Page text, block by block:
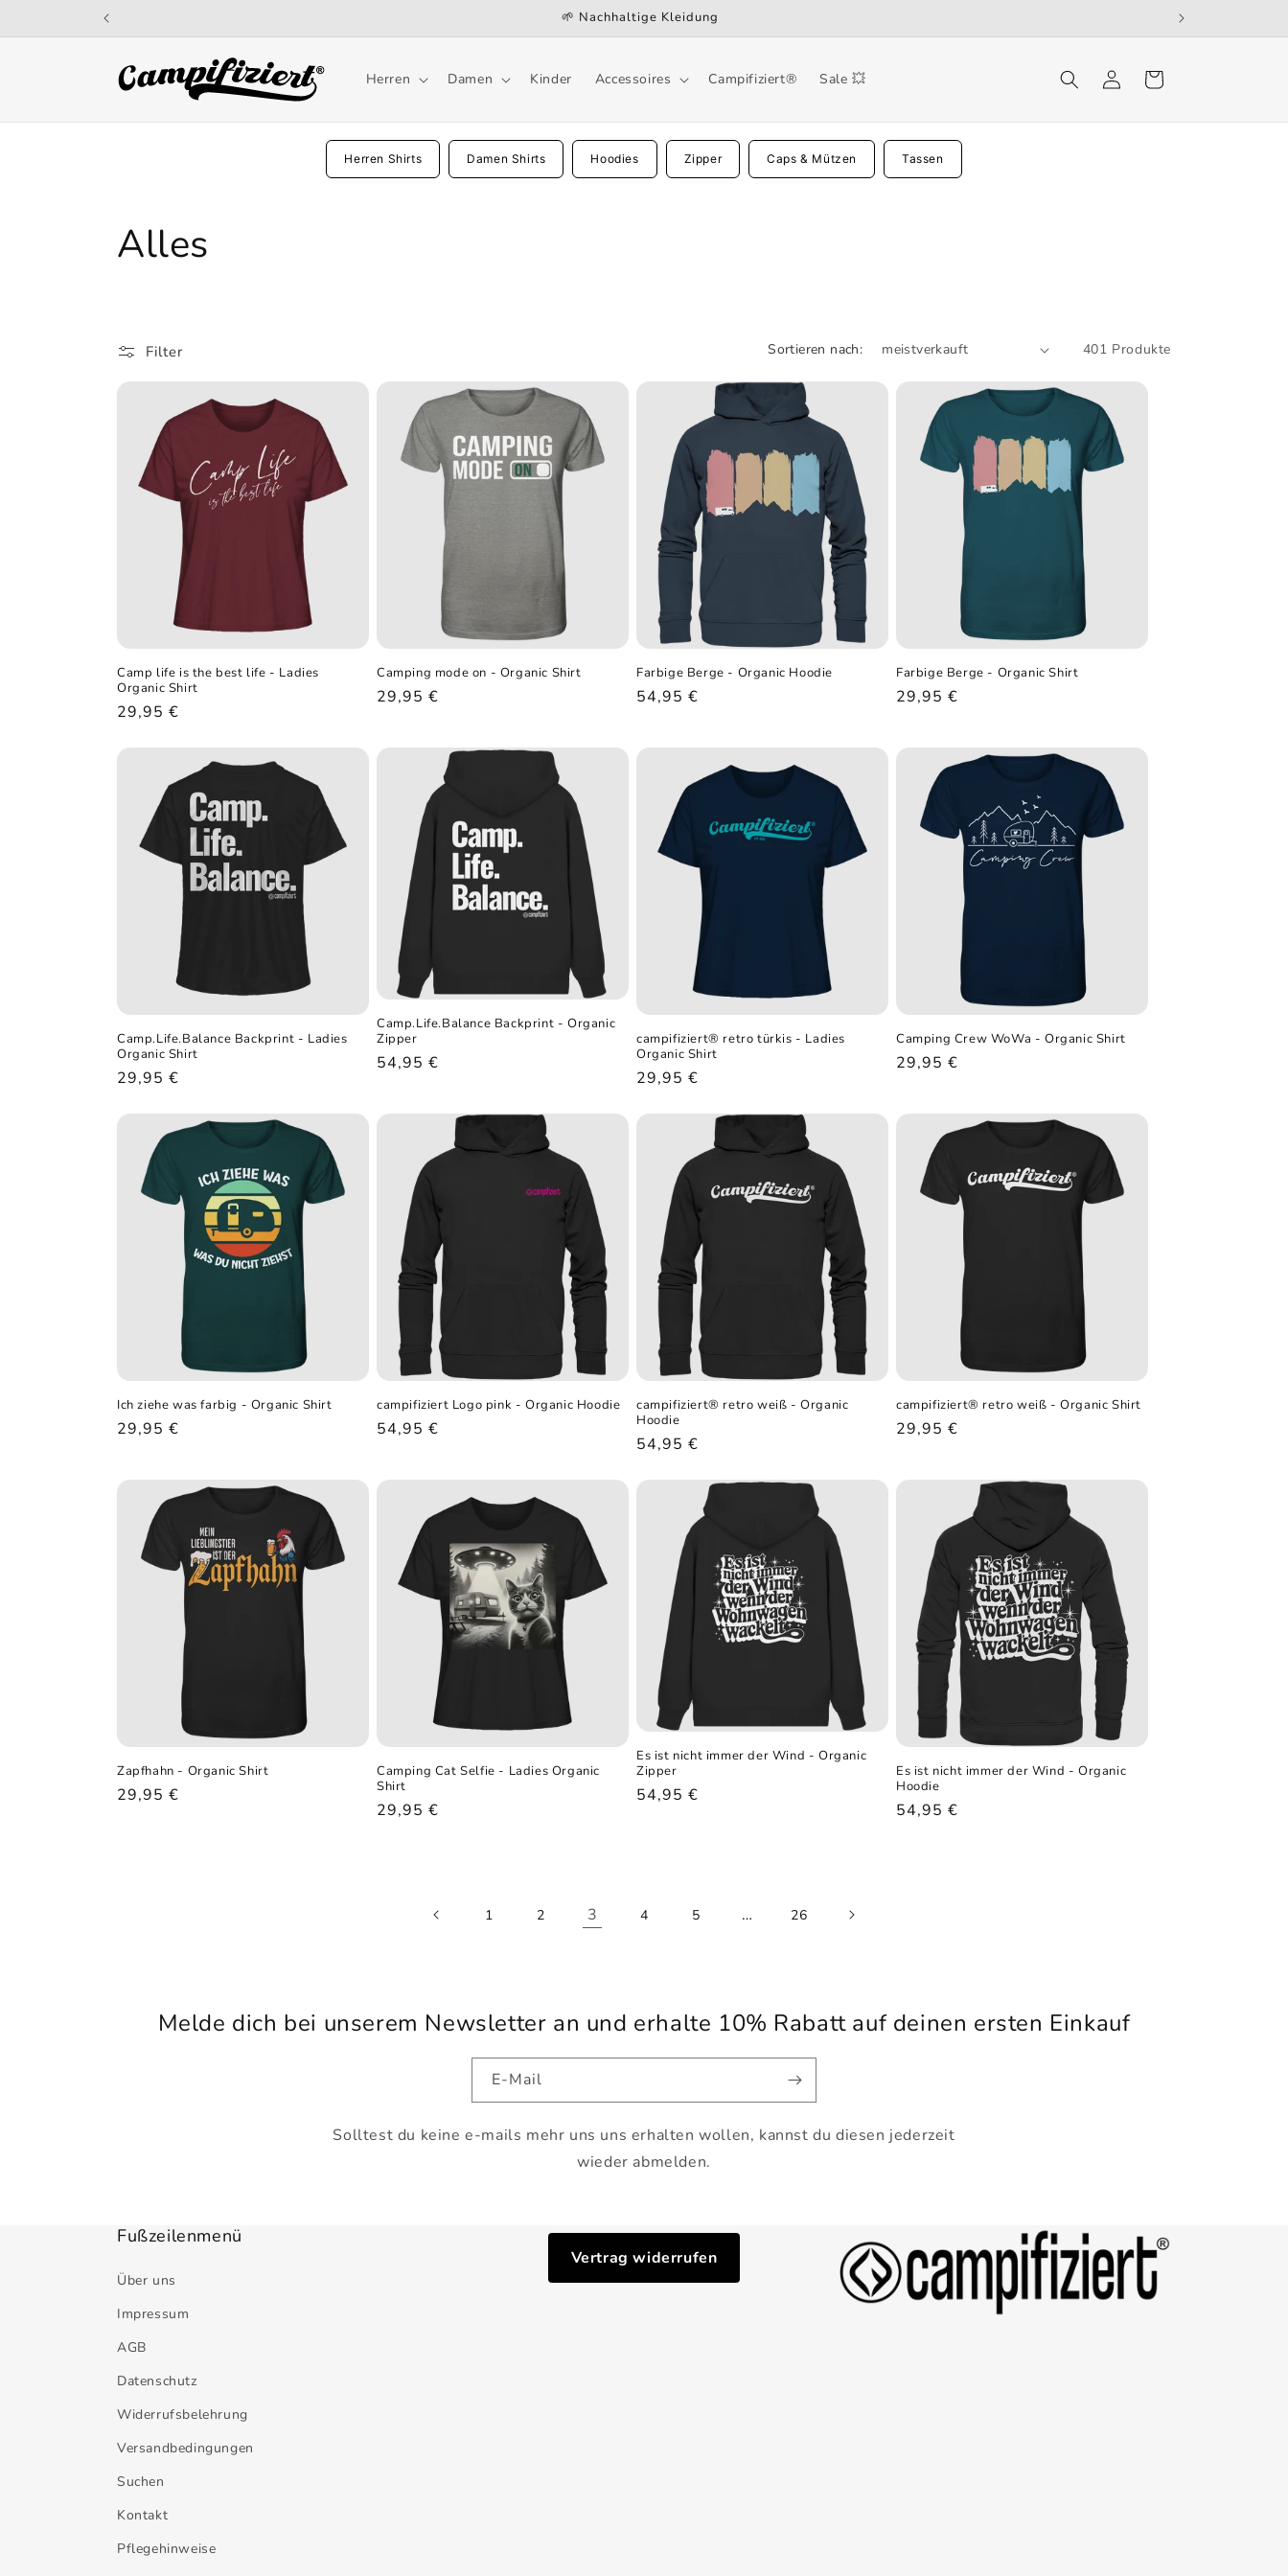
Inhalt
🌱 Nachhaltige Kleidung
Herren Damen Kinder Accessoires Campifiziert® Sale 💥 EinloggenWarenkorb
Herren Shirts Damen Shirts Hoodies Zipper Caps & Mützen Tassen
K
t
e
e
:
Alles
Filter Sortieren nach: 401 Produkte
Camp life is the best life - Ladies
Organic Shirt
Normaler
29,95 €
Camping mode on - Organic Shirt
Normaler
29,95 €
Farbige Berge - Organic Hoodie
Normaler
54,95 €
Farbige Berge - Organic Shirt
Normaler
29,95 €
Camp.Life.Balance Backprint - Ladies
Organic Shirt
Normaler
29,95 €
Camp.Life.Balance Backprint - Organic
Zipper
Normaler
54,95 €
campifiziert® retro türkis - Ladies
Organic Shirt
Normaler
29,95 €
Camping Crew WoWa - Organic Shirt
Normaler
29,95 €
Ich ziehe was farbig - Organic Shirt
Normaler
29,95 €
campifiziert Logo pink - Organic Hoodie
Normaler
54,95 €
campifiziert® retro weiß - Organic
Hoodie
Normaler
54,95 €
campifiziert® retro weiß - Organic Shirt
Normaler
29,95 €
Zapfhahn - Organic Shirt
Normaler
29,95 €
Camping Cat Selfie - Ladies Organic
Shirt
Normaler
29,95 €
Es ist nicht immer der Wind - Organic
Zipper
Normaler
54,95 €
Es ist nicht immer der Wind - Organic
Hoodie
Normaler
54,95 €
1 2 3 4 5 … 26
Melde dich bei unserem Newsletter an und erhalte 10% Rabatt auf deinen ersten Einkauf
E-Mail
Solltest du keine e-mails mehr uns uns erhalten wollen, kannst du diesen jederzeit
wieder abmelden.
Fußzeilenmenü
Über uns
Impressum
AGB
Datenschutz
Widerrufsbelehrung
Versandbedingungen
Suchen
Kontakt
Pflegehinweise
Vertrag widerrufen